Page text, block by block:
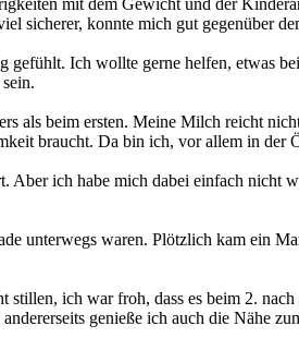
mit dem Gewicht und der
sicherer, konnte mich gut gegenüber
gefühlt. Ich wollte gerne helfen, etwas
als beim ersten. Meine Milch reicht
braucht. Da bin ich, vor allem in der
ich habe mich dabei einfach
unterwegs waren. Plötzlich kam ein
ich war froh, dass es beim 2.
genieße ich auch die Nähe